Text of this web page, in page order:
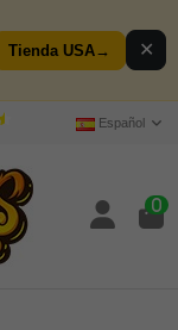
Tienda USA→ ✕
Español
0